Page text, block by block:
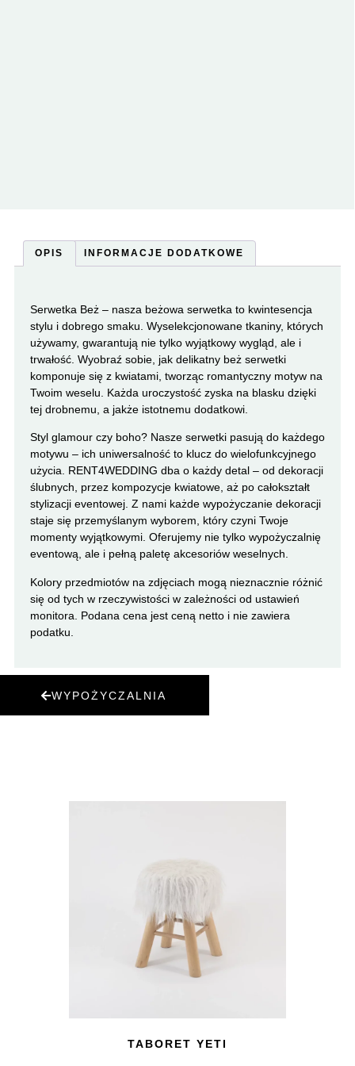
OPIS INFORMACJE DODATKOWE
Serwetka Beż – nasza beżowa serwetka to kwintesencja
stylu i dobrego smaku. Wyselekcjonowane tkaniny, których
używamy, gwarantują nie tylko wyjątkowy wygląd, ale i
trwałość. Wyobraź sobie, jak delikatny beż serwetki
komponuje się z kwiatami, tworząc romantyczny motyw na
Twoim weselu. Każda uroczystość zyska na blasku dzięki
tej drobnemu, a jakże istotnemu dodatkowi.
Styl glamour czy boho? Nasze serwetki pasują do każdego
motywu – ich uniwersalność to klucz do wielofunkcyjnego
użycia. RENT4WEDDING dba o każdy detal – od dekoracji
ślubnych, przez kompozycje kwiatowe, aż po całokształt
stylizacji eventowej. Z nami każde wypożyczanie dekoracji
staje się przemyślanym wyborem, który czyni Twoje
momenty wyjątkowymi. Oferujemy nie tylko wypożyczalnię
eventową, ale i pełną paletę akcesoriów weselnych.
Kolory przedmiotów na zdjęciach mogą nieznacznie różnić
się od tych w rzeczywistości w zależności od ustawień
monitora. Podana cena jest ceną netto i nie zawiera
podatku.
WYPOŻYCZALNIA
TABORET YETI